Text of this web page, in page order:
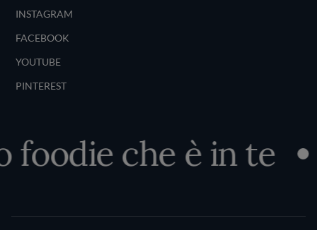
INSTAGRAM
FACEBOOK
YOUTUBE
PINTEREST
che è in te